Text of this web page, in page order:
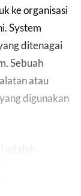
ke organisasi
System
ditenagai
Sebuah
atau
digunakan
lunak,
yang